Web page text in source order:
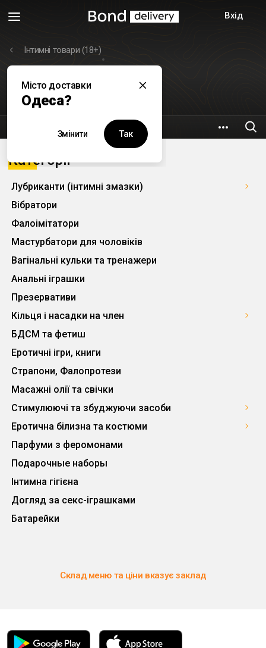
Місто доставки
Одеса?
Змінити Так
Вхід
Неваляшка
вул. Академiка Сахарова, 3б
22.1 км
Інтимні товари (18+)
Категорії
Лубриканти (інтимні змазки)
Вібратори
Фалоімітатори
Мастурбатори для чоловіків
Вагінальні кульки та тренажери
Анальні іграшки
Презервативи
Кільця і насадки на член
БДСМ та фетиш
Еротичні ігри, книги
Страпони, Фалопротези
Масажні олії та свічки
Стимулюючі та збуджуючи засоби
Еротична білизна та костюми
Парфуми з феромонами
Подарочные наборы
Інтимна гігієна
Догляд за секс-іграшками
Батарейки
Склад меню та ціни вказує заклад